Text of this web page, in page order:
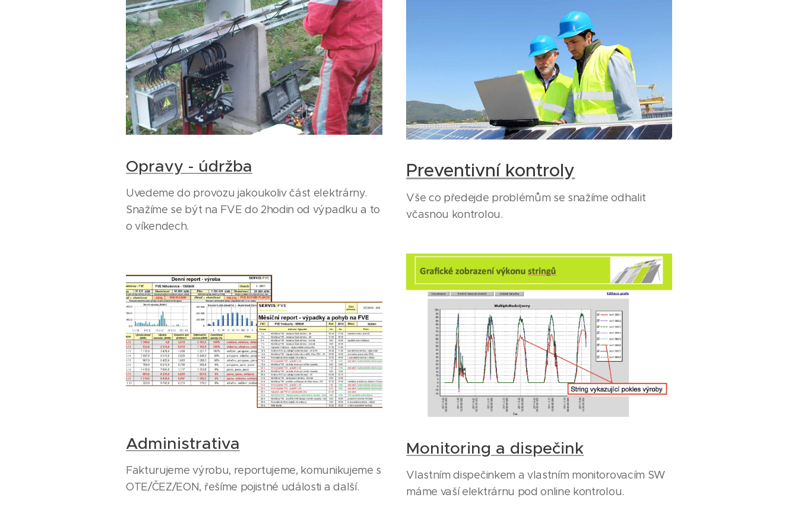
Opravy - údržba
Uvedeme do provozu jakoukoliv část elektrárny.
Snažíme se být na FVE do 2hodin od výpadku a to
o víkendech.
Administrativa
Fakturujeme výrobu, reportujeme, komunikujeme s
OTE/ČEZ/EON, řešíme pojistné události a další.
Preventivní kontroly
Vše co předejde problémům se snažíme odhalit
včasnou kontrolou.
Monitoring a dispečink
Vlastním dispečinkem a vlastním monitorovacím SW
máme vaší elektrárnu pod online kontrolou.